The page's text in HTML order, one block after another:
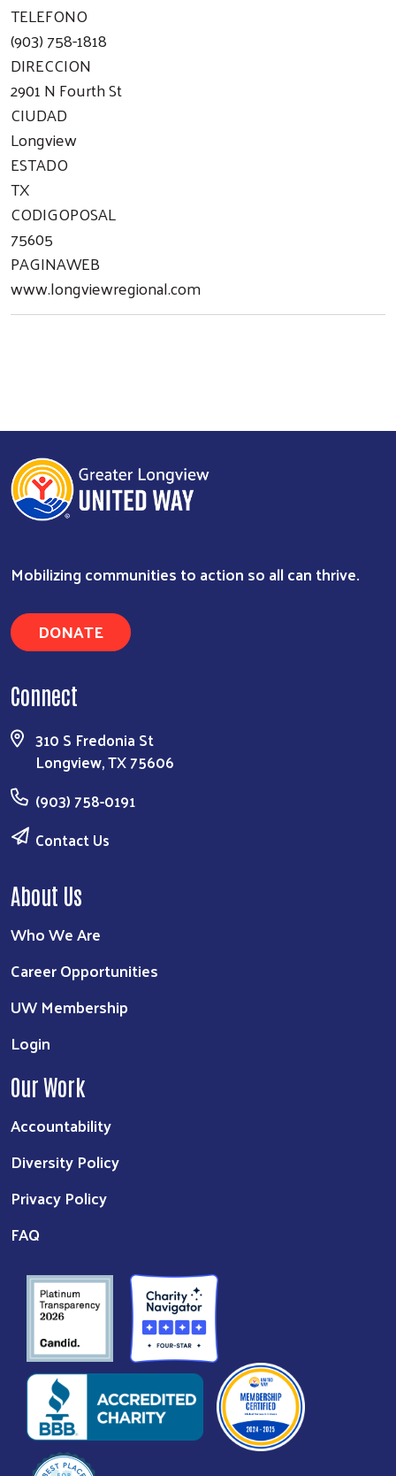
TELEFONO
(903) 758-1818
DIRECCION
2901 N Fourth St
CIUDAD
Longview
ESTADO
TX
CODIGOPOSAL
75605
PAGINAWEB
www.longviewregional.com
Mobilizing communities to action so all can thrive.
DONATE
Connect
310 S Fredonia St
Longview, TX 75606
(903) 758-0191
Contact Us
About Us
Who We Are
Career Opportunities
UW Membership
Login
Our Work
Accountability
Diversity Policy
Privacy Policy
FAQ